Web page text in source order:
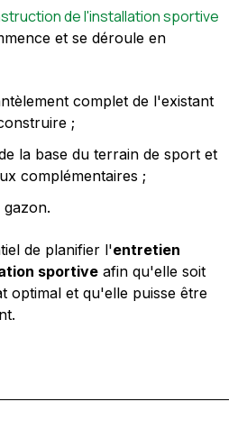
de l'installation sportive
et se déroule en
complet de l'existant
;
la base du terrain de sport et
complémentaires ;
de planifier l'entretien
sportive afin qu'elle soit
optimal et qu'elle puisse être